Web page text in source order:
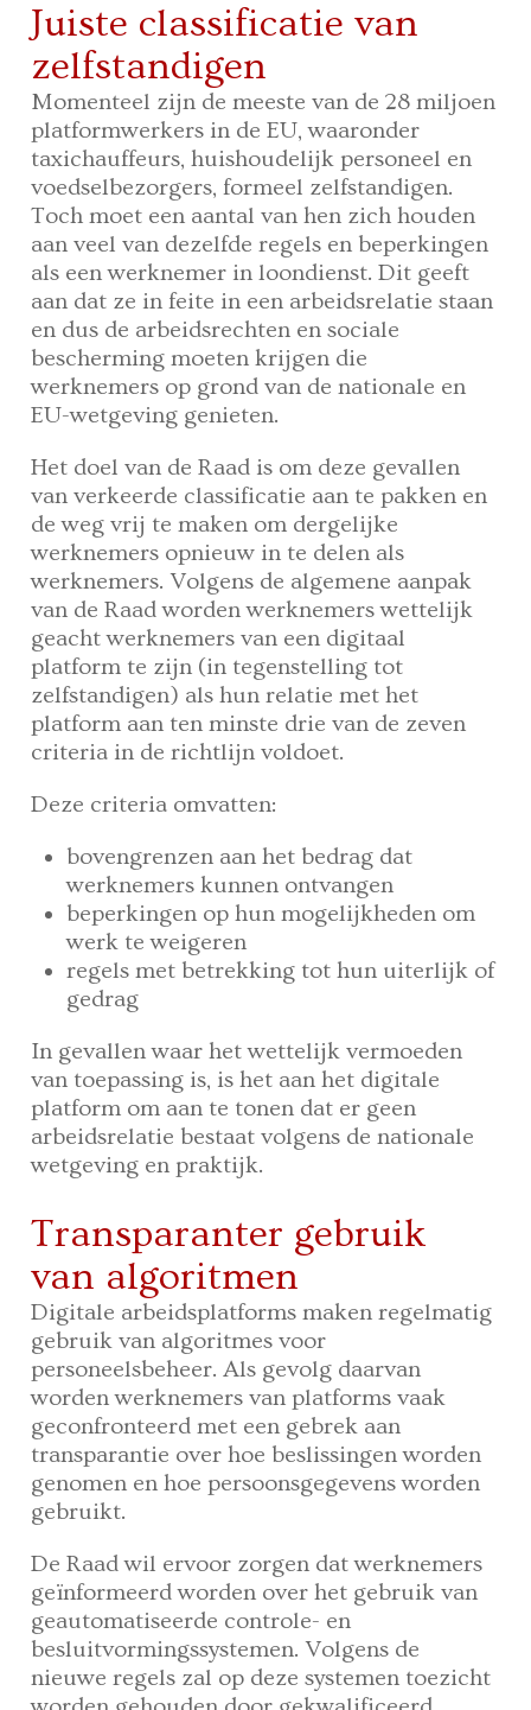
Juiste classificatie van
zelfstandigen
Momenteel zijn de meeste van de 28 miljoen
platformwerkers in de EU, waaronder
taxichauffeurs, huishoudelijk personeel en
voedselbezorgers, formeel zelfstandigen.
Toch moet een aantal van hen zich houden
aan veel van dezelfde regels en beperkingen
als een werknemer in loondienst. Dit geeft
aan dat ze in feite in een arbeidsrelatie staan
en dus de arbeidsrechten en sociale
bescherming moeten krijgen die
werknemers op grond van de nationale en
EU-wetgeving genieten.
Het doel van de Raad is om deze gevallen
van verkeerde classificatie aan te pakken en
de weg vrij te maken om dergelijke
werknemers opnieuw in te delen als
werknemers. Volgens de algemene aanpak
van de Raad worden werknemers wettelijk
geacht werknemers van een digitaal
platform te zijn (in tegenstelling tot
zelfstandigen) als hun relatie met het
platform aan ten minste drie van de zeven
criteria in de richtlijn voldoet.
Deze criteria omvatten:
bovengrenzen aan het bedrag dat
werknemers kunnen ontvangen
beperkingen op hun mogelijkheden om
werk te weigeren
regels met betrekking tot hun uiterlijk of
gedrag
In gevallen waar het wettelijk vermoeden
van toepassing is, is het aan het digitale
platform om aan te tonen dat er geen
arbeidsrelatie bestaat volgens de nationale
wetgeving en praktijk.
Transparanter gebruik
van algoritmen
Digitale arbeidsplatforms maken regelmatig
gebruik van algoritmes voor
personeelsbeheer. Als gevolg daarvan
worden werknemers van platforms vaak
geconfronteerd met een gebrek aan
transparantie over hoe beslissingen worden
genomen en hoe persoonsgegevens worden
gebruikt.
De Raad wil ervoor zorgen dat werknemers
geïnformeerd worden over het gebruik van
geautomatiseerde controle- en
besluitvormingssystemen. Volgens de
nieuwe regels zal op deze systemen toezicht